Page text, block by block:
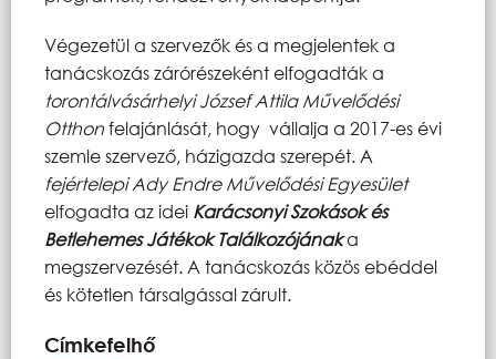
Végezetül a szervezők és a megjelentek a
tanácskozás zárórészeként elfogadták a
torontálvásárhelyiJózsef Attila Művelődési
Otthonfelajánlását, hogy vállalja a 2017-es évi
szemle szervező, házigazda szerepét. A
fejértelepi Ady Endre Művelődési Egyesület
elfogadta az idei Karácsonyi Szokások és
Betlehemes Játékok Találkozójánaka
megszervezését. A tanácskozás közös ebéddel
és kötetlen társalgással zárult.
Címkefelhő